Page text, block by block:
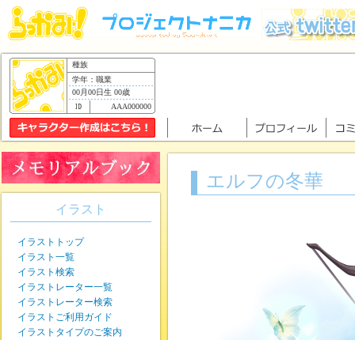
種族
学年：職業
00月00日生 00歳
AAA000000
エルフの冬華
イラスト
イラストトップ
イラスト一覧
イラスト検索
イラストレーター一覧
イラストレーター検索
イラストご利用ガイド
イラストタイプのご案内